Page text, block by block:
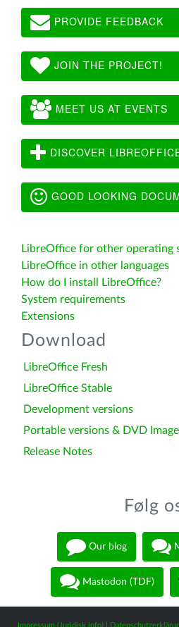
PROVIDE FEEDBACK
JOIN THE PROJECT!
MEET US AT EVENTS
DISCOVER
GOOD LOOKING
LibreOffice for other operating
LibreOffice in other languages
How do I install LibreOffice?
System requirements
Extensions
Download
LibreOffice Fresh
LibreOffice Stable
Development versions
Portable versions & DVD
Release Notes
Følg
Our blog
Mastodon (TDF)
Impressum (Juridisk info)|